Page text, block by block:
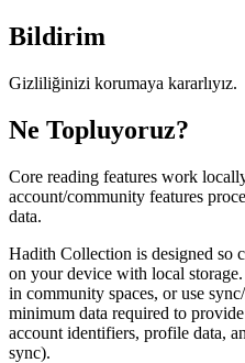
Bildirim
Gizliliğinizi korumaya kararlıyız.
Ne Topluyoruz?
Core reading features work
account/community features
data.
Hadith Collection is designed so
on your device with local
in community spaces, or use
minimum data required to
account identifiers, profile data,
sync).